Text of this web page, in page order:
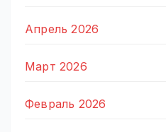
Апрель 2026
Март 2026
Февраль 2026